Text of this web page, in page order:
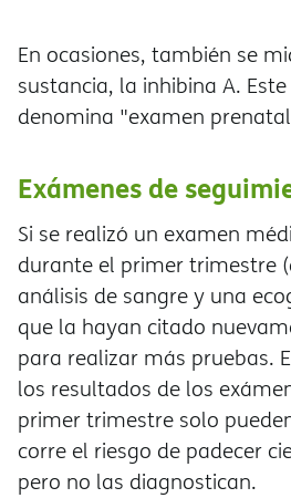
En ocasiones, también se
sustancia, la inhibina A.
denomina "examen
Exámenes de
Si se realizó un examen
durante el primer trimestre
análisis de sangre y una
que la hayan citado
para realizar más pruebas.
los resultados de los
primer trimestre solo
corre el riesgo de padecer
pero no las diagnostican.